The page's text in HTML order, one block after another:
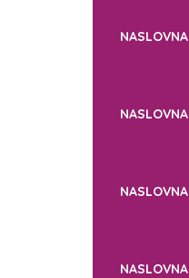
NASLOVNA
NASLOVNA
NASLOVNA
NASLOVNA